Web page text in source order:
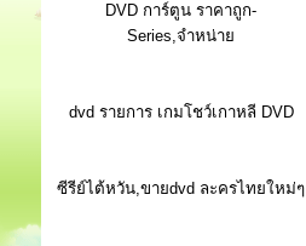
DVD การ์ตูน ราคาถูก-
Series,จำหน่าย
dvd รายการ เกมโชว์เกาหลี DVD
ซีรีย์ไต้หวัน,ขายdvd ละครไทยใหม่ๆ